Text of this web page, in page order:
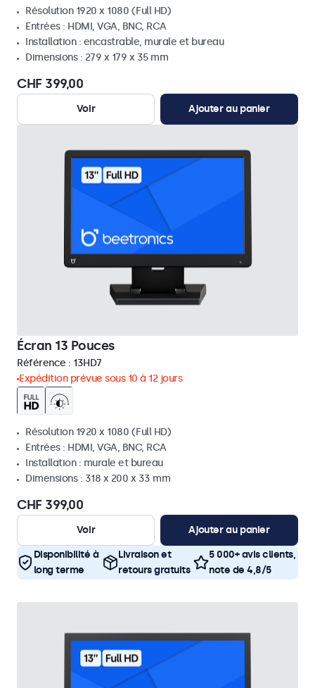
Résolution 1920 x 1080 (Full HD)
Entrées : HDMI, VGA, BNC, RCA
Installation : encastrable, murale et bureau
Dimensions : 279 x 179 x 35 mm
CHF 399,00
Voir Ajouter au panier
Écran 13 Pouces
Référence : 13HD7
Expédition prévue sous 10 à 12 jours
Résolution 1920 x 1080 (Full HD)
Entrées : HDMI, VGA, BNC, RCA
Installation : murale et bureau
Dimensions : 318 x 200 x 33 mm
CHF 399,00
Voir Ajouter au panier
Disponibilité à
long terme
Livraison et
retours gratuits
5 000+ avis clients,
note de 4,8/5